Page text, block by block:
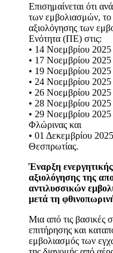
Επισημαίνεται ότι
των εμβολιασμών, το
αξιολόγησης των
Ενότητα (ΠΕ) στις:
• 14 Νοεμβρίου
• 17 Νοεμβρίου
• 19 Νοεμβρίου
• 24 Νοεμβρίου
• 26 Νοεμβρίου
• 28 Νοεμβρίου
• 29 Νοεμβρίου
Φλώρινας και
• 01 Δεκεμβρίου
Θεσπρωτίας.
Έναρξη
αξιολόγησης της
αντιλυσσικών
μετά τη
Μια από τις βασικές
επιτήρησης και
εμβολιασμός των